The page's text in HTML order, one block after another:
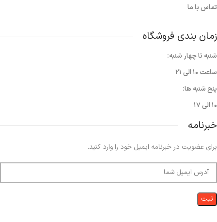
تماس با ما
زمان بندی فروشگاه
شنبه تا چهار شنبه:
ساعت ۱۰ الی ۲۱
پنج شنبه ها:
۱۰ الی ۱۷
خبرنامه
برای عضویت در خبرنامه ایمیل خود را وارد کنید.